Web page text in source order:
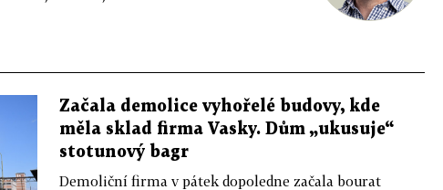
Začala demolice vyhořelé budovy, kde
měla sklad firma Vasky. Dům „ukusuje“
stotunový bagr
Demoliční firma v pátek dopoledne začala bourat